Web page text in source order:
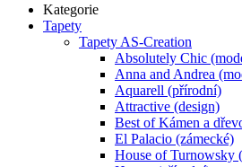
Kategorie
Tapety
Tapety AS-Creation
Absolutely Chic
Anna and Andrea
Aquarell (přírodní)
Attractive (design)
Best of Kámen a
El Palacio (zámecké)
House of Turnowsky